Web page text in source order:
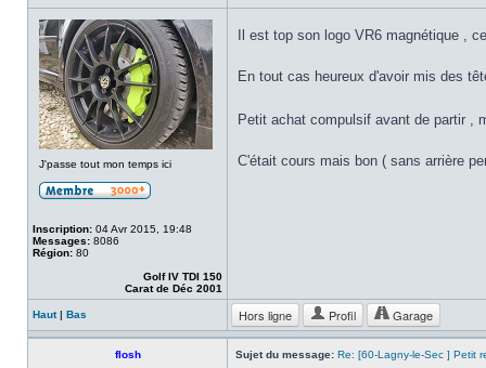
J'passe tout mon temps ici
Inscription: 04 Avr 2015, 19:48
Messages: 8086
Région: 80
Golf IV TDI 150
Carat de Déc 2001
Il est top son logo VR6 magnétique ,
En tout cas heureux d'avoir mis des
Petit achat compulsif avant de partir ,
C'était cours mais bon ( sans arrière
Haut| Bas Hors ligne Profil Garage
flosh Sujet du message: Re: [60-Lagny-le-Sec ] Petit